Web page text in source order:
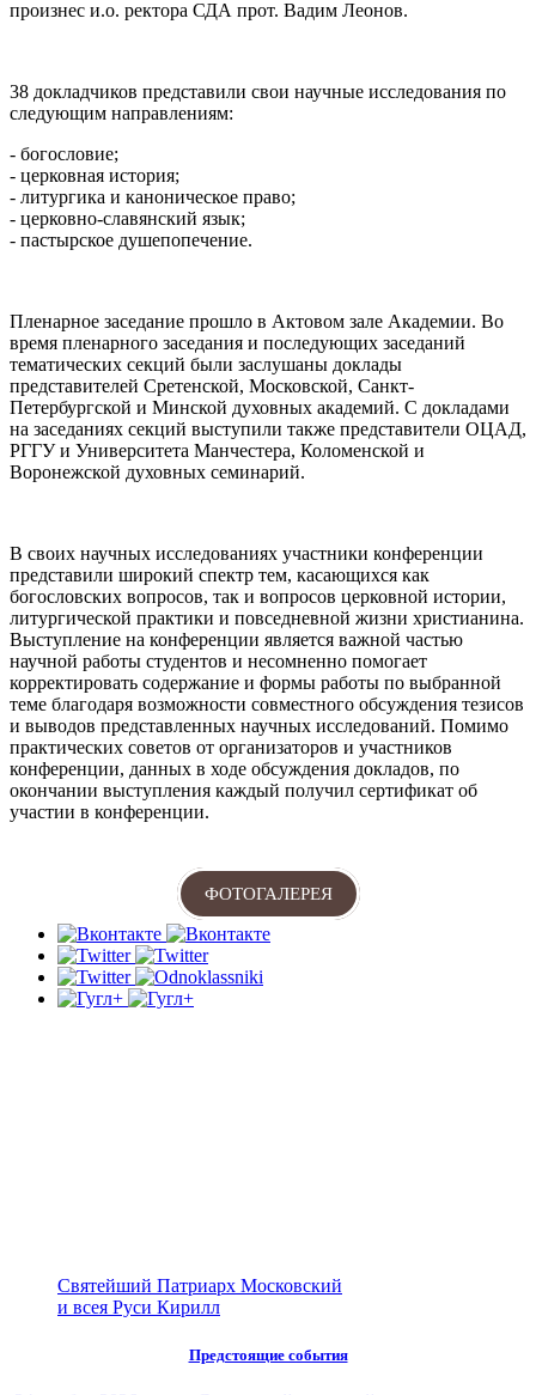
произнес и.о. ректора СДА прот. Вадим Леонов.
38 докладчиков представили свои научные исследования по
следующим направлениям:
- богословие;
- церковная история;
- литургика и каноническое право;
- церковно-славянский язык;
- пастырское душепопечение.
Пленарное заседание прошло в Актовом зале Академии. Во
время пленарного заседания и последующих заседаний
тематических секций были заслушаны доклады
представителей Сретенской, Московской, Санкт-
Петербургской и Минской духовных академий. С докладами
на заседаниях секций выступили также представители ОЦАД,
РГГУ и Университета Манчестера, Коломенской и
Воронежской духовных семинарий.
В своих научных исследованиях участники конференции
представили широкий спектр тем, касающихся как
богословских вопросов, так и вопросов церковной истории,
литургической практики и повседневной жизни христианина.
Выступление на конференции является важной частью
научной работы студентов и несомненно помогает
корректировать содержание и формы работы по выбранной
теме благодаря возможности совместного обсуждения тезисов
и выводов представленных научных исследований. Помимо
практических советов от организаторов и участников
конференции, данных в ходе обсуждения докладов, по
окончании выступления каждый получил сертификат об
участии в конференции.
ФОТОГАЛЕРЕЯ
Святейший Патриарх Московский
и всея Руси Кирилл
Предстоящие события